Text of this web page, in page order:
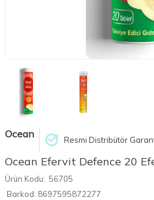
Ocean Resmi Distribütör
Ocean Efervit Defence 20
Ürün Kodu: 56705
Barkod: 8697595872277